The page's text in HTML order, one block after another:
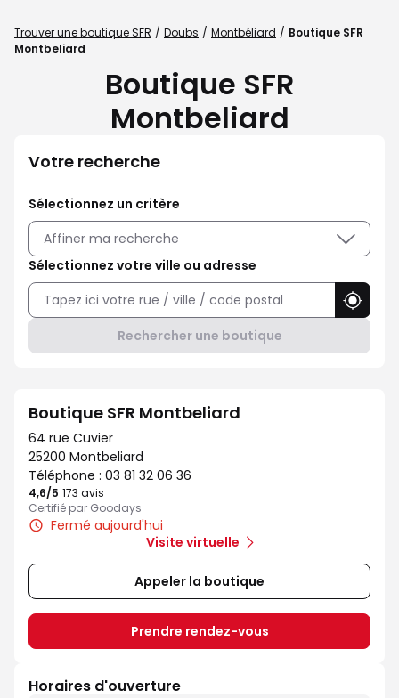
Trouver une boutique SFR Doubs Montbéliard
Boutique SFR
Montbeliard
Boutique SFR
Montbeliard
Votre recherche
Sélectionnez un critère
Affiner ma recherche
Sélectionnez votre ville ou adresse
Rechercher une boutique
Boutique SFR Montbeliard
64 rue Cuvier
25200 Montbeliard
Téléphone : 03 81 32 06 36
4,6/5 Note de 4.6 sur 5
173 avis
Certifié par Goodays
Fermé aujourd'hui
Visite virtuelle
Appeler la boutique
Prendre rendez-vous
Horaires d'ouverture